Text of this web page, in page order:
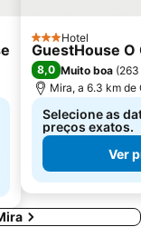
de Mira
Beach
3 Estrelas
Hotel
GuestHouse O
8,0 Muito boa (
Mira, a 6.3 km
Selecione as
preços exatos.
Ver